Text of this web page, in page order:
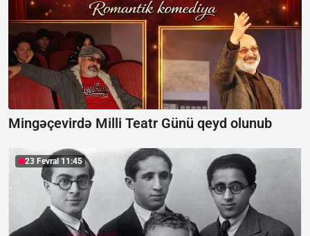
Mingəçevirdə Milli Teatr Günü qeyd olunub
23 Fevral 11:45